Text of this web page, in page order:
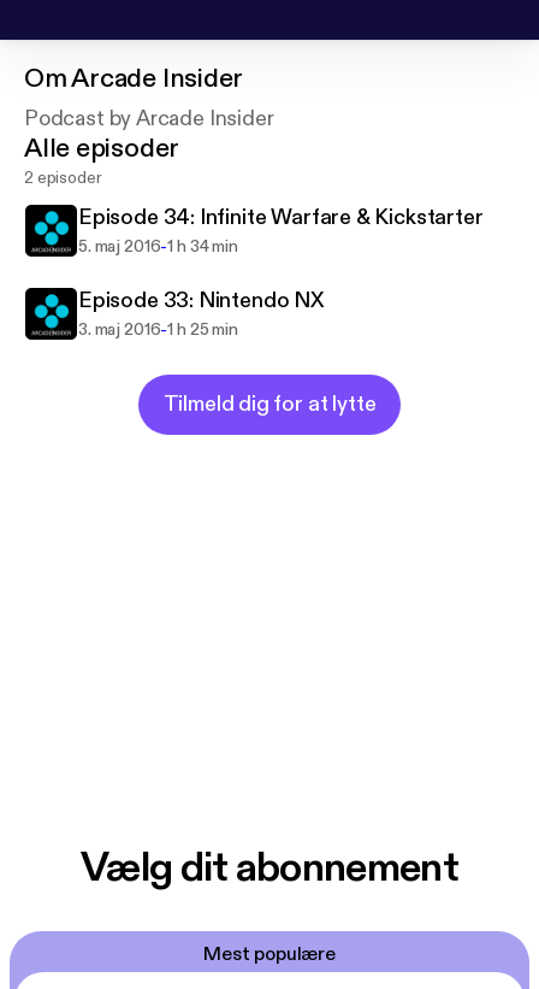
OmArcade Insider
Podcast by Arcade Insider
Alle episoder
2 episoder
Episode 34: Infinite Warfare & Kickstarter
5. maj 2016-1 h 34 min
Episode 33: Nintendo NX
3. maj 2016-1 h 25 min
Tilmeld dig for at lytte
Vælg dit abonnement
Mest populære